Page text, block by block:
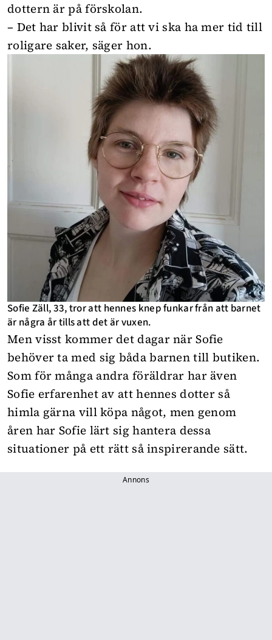
dottern är på förskolan.
– Det har blivit så för att vi ska ha mer tid till
roligare saker, säger hon.
Sofie Zäll, 33, tror att hennes knep funkar från att barnet
är några år tills att det är vuxen.
Men visst kommer det dagar när Sofie
behöver ta med sig båda barnen till butiken.
Som för många andra föräldrar har även
Sofie erfarenhet av att hennes dotter så
himla gärna vill köpa något, men genom
åren har Sofie lärt sig hantera dessa
situationer på ett rätt så inspirerande sätt.
Annons